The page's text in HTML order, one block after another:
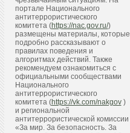
портале Национального
антитеррористического
комитета (https://nac.gov.ru/)
размещены материалы, которые
подробно рассказывают о
правилах поведения и
алгоритмах действий. Также
рекомендуем ознакомиться с
официальными сообществами
Национального
антитеррористического
комитета (https://vk.com/nakgov)
и региональной
антитеррористической комиссии
«За мир. За безопасность. За